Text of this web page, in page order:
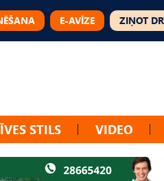
E-AVĪZE ZIŅOT
STILS VIDEO